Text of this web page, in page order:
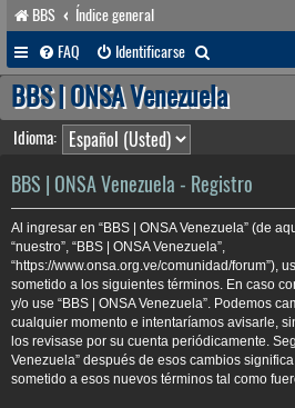
BBS
Índice general
FAQ
Identificarse
u
s
a
r
BBS | ONSA Venezuela
Idioma:
BBS | ONSA Venezuela - Registro
Al ingresar en “BBS | ONSA Venezuela” (de
“nuestro”, “BBS | ONSA Venezuela”,
“https://www.onsa.org.ve/comunidad/forum”),
sometido a los siguientes términos. En caso
y/o use “BBS | ONSA Venezuela”. Podemos
cualquier momento e intentaríamos avisarle,
los revisase por su cuenta periódicamente.
Venezuela” después de esos cambios
sometido a esos nuevos términos tal como